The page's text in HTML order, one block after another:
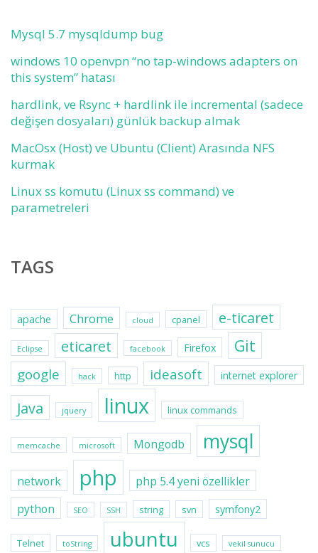
Mysql 5.7 mysqldump bug
windows 10 openvpn “no tap-windows adapters on
this system” hatası
hardlink, ve Rsync + hardlink ile incremental (sadece
değişen dosyaları) günlük backup almak
MacOsx (Host) ve Ubuntu (Client) Arasında NFS
kurmak
Linux ss komutu (Linux ss command) ve
parametreleri
TAGS
apache Chrome cloud cpanel e-ticaret
Eclipse eticaret facebook Firefox Git
google hack http ideasoft internet explorer
Java jquery linux linux commands
memcache microsoft Mongodb mysql
network php
php 5.4 yeni özellikler
python
SEO SSH string svn symfony2
Telnet toString ubuntu vcs vekil sunucu